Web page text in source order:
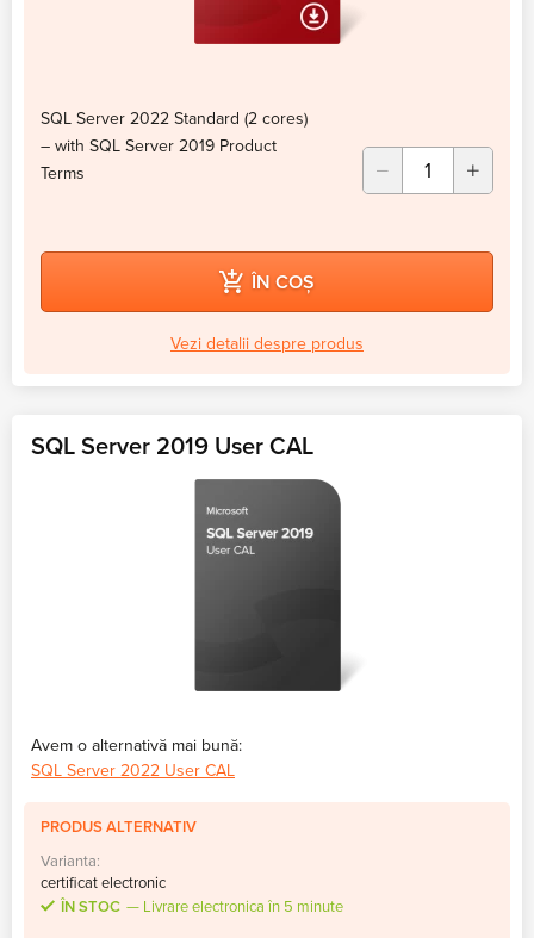
SQL Server 2022 Standard (2 cores)
– with SQL Server 2019 Product
Terms
ÎN COȘ
Vezi detalii despre produs
SQL Server 2019 User CAL
Avem o alternativă mai bună:
SQL Server 2022 User CAL
PRODUS ALTERNATIV
Varianta:
certificat electronic
ÎN STOC
Livrare electronica în 5 minute